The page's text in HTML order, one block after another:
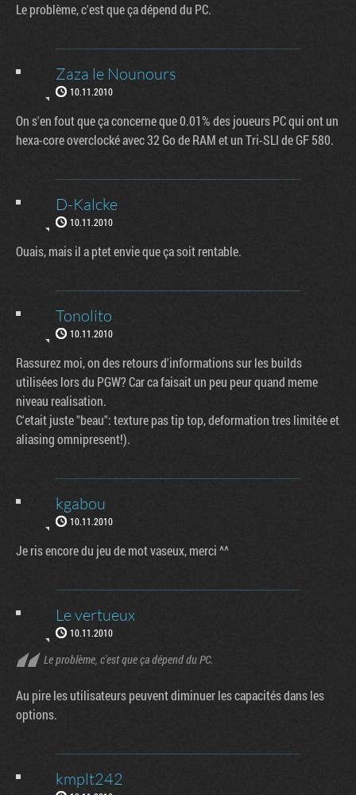
Le problème, c'est que ça dépend du PC.
Zaza le Nounours
10.11.2010
On s'en fout que ça concerne que 0.01% des joueurs PC qui ont un
hexa-core overclocké avec 32 Go de RAM et un Tri-SLI de GF 580.
D-Kalcke
10.11.2010
Ouais, mais il a ptet envie que ça soit rentable.
Tonolito
10.11.2010
Rassurez moi, on des retours d'informations sur les builds
utilisées lors du PGW? Car ca faisait un peu peur quand meme
niveau realisation.
C'etait juste "beau": texture pas tip top, deformation tres limitée et
aliasing omnipresent!).
kgabou
10.11.2010
Je ris encore du jeu de mot vaseux, merci ^^
Le vertueux
10.11.2010
Le problème, c'est que ça dépend du PC.
Au pire les utilisateurs peuvent diminuer les capacités dans les
options.
kmplt242